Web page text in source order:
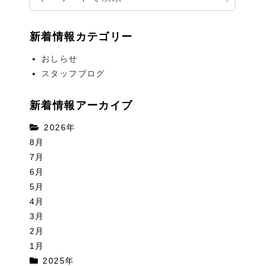
新着情報カテゴリー
おしらせ
スタッフブログ
新着情報アーカイブ
2026年
8月
7月
6月
5月
4月
3月
2月
1月
2025年